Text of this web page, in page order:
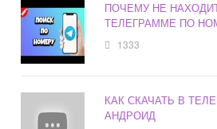
ПОЧЕМУ НЕ
ТЕЛЕГРАММЕ ПО
1333
КАК СКАЧАТЬ В
АНДРОИД